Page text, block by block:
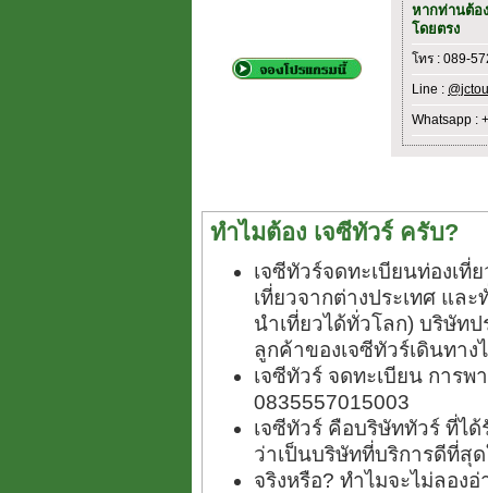
หากท่านต้อ
โดยตรง
โทร : 089-
Line :
Whatsapp :
ทำไมต้อง เจซีทัวร์ ครับ?
เจซีทัวร์จดทะเบียนท่องเที่
เที่ยวจากต่างประเทศ แล
นำเที่ยวได้ทั่วโลก) บริษัท
ลูกค้าของเจซีทัวร์เดินทาง
เจซีทัวร์ จดทะเบียน การ
0835557015003
เจซีทัวร์ คือบริษัททัวร์ ที่ไ
ว่าเป็นบริษัทที่บริการดีที่สุ
จริงหรือ? ทำไมจะไม่ลอง